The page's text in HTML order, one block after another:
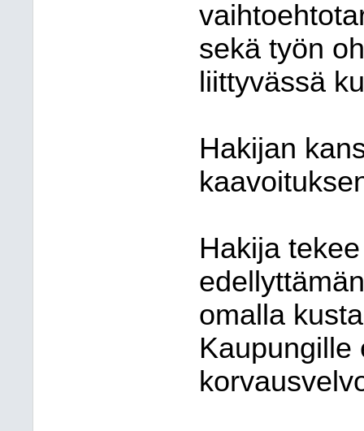
sekä työn
liittyvässä
Hakijan
Hakija
omalla
Kaupungille